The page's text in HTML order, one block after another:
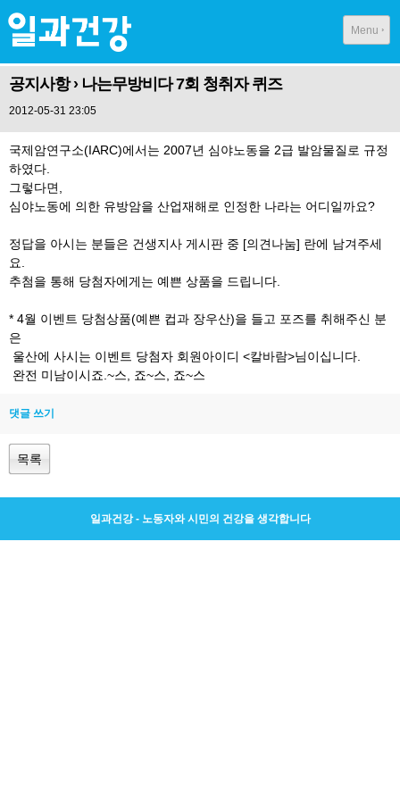
Menu
공지사항› 나는무방비다 7회 청취자 퀴즈
2012-05-31 23:05
국제암연구소(IARC)에서는 2007년 심야노동을 2급 발암물질로 규정
하였다.
그렇다면,
심야노동에 의한 유방암을 산업재해로 인정한 나라는 어디일까요?
정답을 아시는 분들은 건생지사 게시판 중 [의견나눔] 란에 남겨주세
요.
추첨을 통해 당첨자에게는 예쁜 상품을 드립니다.
* 4월 이벤트 당첨상품(예쁜 컵과 장우산)을 들고 포즈를 취해주신 분
은
울산에 사시는 이벤트 당첨자 회원아이디 <칼바람>님이십니다.
완전 미남이시죠.~스, 죠~스, 죠~스
댓글 쓰기
목록
일과건강 - 노동자와 시민의 건강을 생각합니다